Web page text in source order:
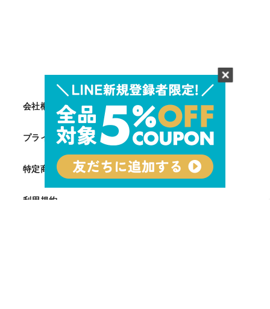
会社概要
プライバシーポリシー
特定商取引法に基づく表記
利用規約